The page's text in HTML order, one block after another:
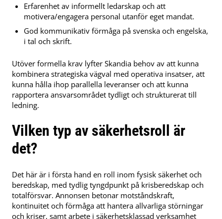
Erfarenhet av informellt ledarskap och att
motivera/engagera personal utanför eget mandat.
God kommunikativ förmåga på svenska och engelska,
i tal och skrift.
Utöver formella krav lyfter Skandia behov av att kunna
kombinera strategiska vägval med operativa insatser, att
kunna hålla ihop parallella leveranser och att kunna
rapportera ansvarsområdet tydligt och strukturerat till
ledning.
Vilken typ av säkerhetsroll är
det?
Det här är i första hand en roll inom fysisk säkerhet och
beredskap, med tydlig tyngdpunkt på krisberedskap och
totalförsvar. Annonsen betonar motståndskraft,
kontinuitet och förmåga att hantera allvarliga störningar
och kriser, samt arbete i säkerhetsklassad verksamhet